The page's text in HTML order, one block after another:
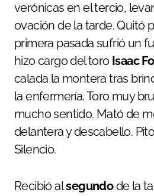
verónicas en el tercio,
ovación de la tarde. Quitó
primera pasada sufrió un
hizo cargo del toro Isaac
calada la montera tras
la enfermería. Toro muy
mucho sentido. Mató de
delantera y descabello.
Silencio.
Recibió alsegundode la